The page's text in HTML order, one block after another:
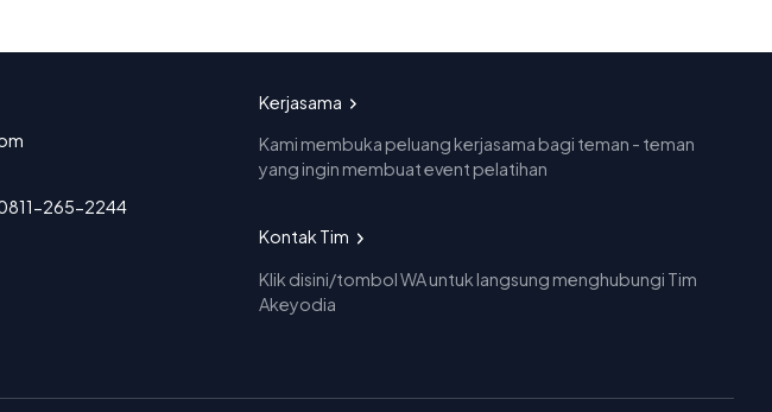
265-2244
Kerjasama
Kami membuka peluang kerjasama bagi teman - teman
yang ingin membuat event pelatihan
Kontak Tim
Klik disini/tombol WA untuk langsung menghubungi Tim
Akeyodia